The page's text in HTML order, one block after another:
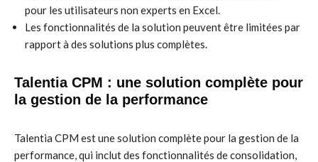
pour les utilisateurs non experts en Excel.
Les fonctionnalités de la solution peuvent être limitées par
rapport à des solutions plus complètes.
Talentia CPM : une solution complète pour
la gestion de la performance
Talentia CPM est une solution complète pour la gestion de la
performance, qui inclut des fonctionnalités de consolidation,